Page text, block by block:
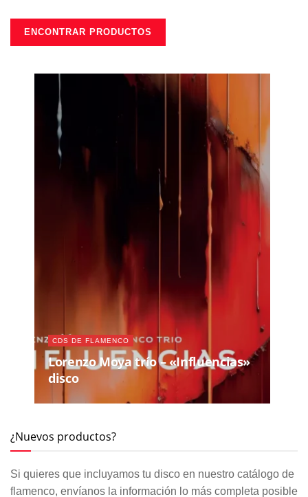
CDS DE FLAMENCO
Lorenzo Moya trío – «Influencias»
disco
¿Nuevos productos?
Si quieres que incluyamos tu disco en nuestro catálogo de
flamenco, envíanos la información lo más completa posible